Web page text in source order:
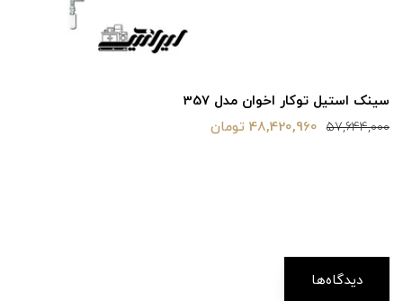
سینک استیل توکار اخوان مدل 357
57,644,000 48,420,960 تومان
دیدگاه‌ها